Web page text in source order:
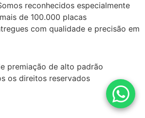
reconhecidos especialmente
de 100.000 placas
com qualidade e precisão em
premiação de alto padrão
os direitos reservados